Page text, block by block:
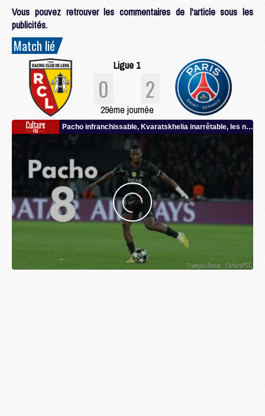
Vous pouvez retrouver les commentaires de l'article sous les
publicités.
Match lié
Ligue 1
0 2
29ème journée